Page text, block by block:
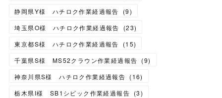
静岡県Y様 ハチロク作業経過報告
(9)
埼玉県O様 ハチロク作業経過報告
(23)
東京都S様 ハチロク作業経過報告
(15)
千葉県S様 MS52クラウン作業経過報告 (9)
神奈川県S様 ハチロク作業経過報告 (16)
栃木県I様 SB1シビック作業経過報告 (3)